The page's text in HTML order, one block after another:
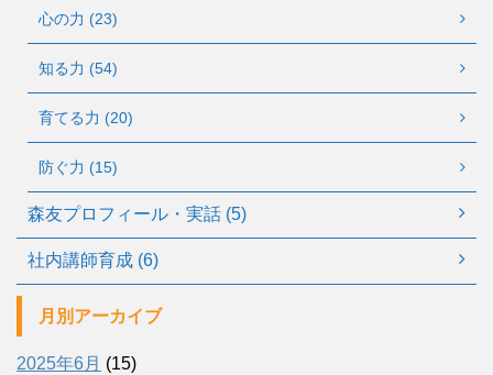
心の力 (23)
知る力 (54)
育てる力 (20)
防ぐ力 (15)
森友プロフィール・実話 (5)
社内講師育成 (6)
月別アーカイブ
2025年6月 (15)